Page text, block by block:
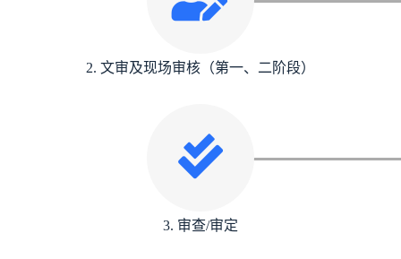
2. 文审及现场审核（第一、二阶段）
3. 审查/审定